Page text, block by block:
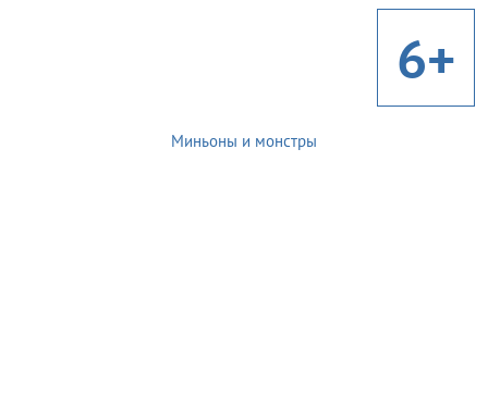
6+
Миньоны и монстры